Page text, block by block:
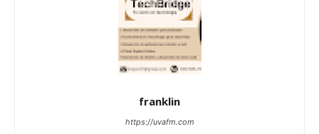
franklin
https://uvafm.com